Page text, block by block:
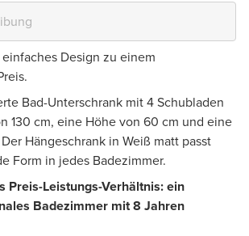
Design zu einem
Bad-Unterschrank mit 4 Schubladen
130 cm, eine Höhe von 60 cm und eine
Hängeschrank in Weiß matt passt
Form in jedes Badezimmer.
Preis-Leistungs-Verhältnis: ein
Badezimmer mit 8 Jahren